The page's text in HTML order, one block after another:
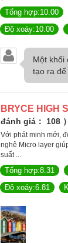
Tổng hợp:10.00
Độ xoáy:10.00
Một khối
tạo ra để
BRYCE HIGH
đánh giá： 108 ）
Với phát minh mới,
nghệ Micro layer
suất ...
Tổng hợp:8.31
Độ xoáy:6.81